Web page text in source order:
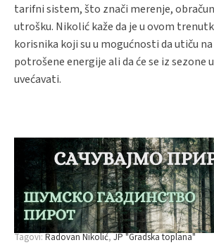
tarifni sistem, što znači merenje,
utrošku. Nikolić kaže da je u ovom
korisnika koji su u mogućnosti da utiču
potrošene energije ali da će se iz sezone
uvećavati.
Tagovi:Radovan Nikolić JP "Gradska toplana"